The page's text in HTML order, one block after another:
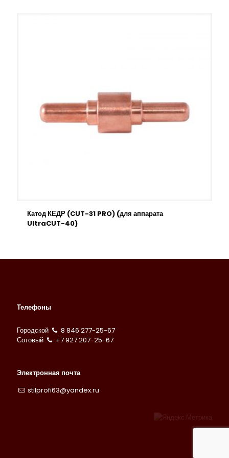
Катод КЕДР (CUT-31 PRO) (для аппарата
UltraCUT-40)
Телефоны
Городской
8 846 277-25-67
Сотовый
+7 927 207-25-67
Электронная почта
stilprofi63@yandex.ru